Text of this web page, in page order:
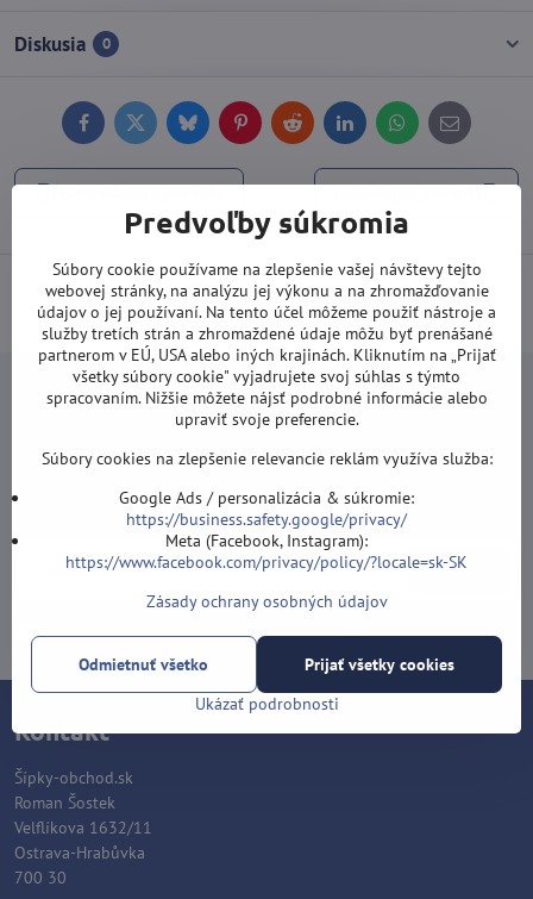
Diskusia 0
FacebookTwitterBlueskyPinterestReddit LinkedInWhatsApp
E-
mail
Doprava od 100 EUR ZDARMA(Platí pri platbe prevodom alebo
kartou).
Newsletter
Odoberať naše novinky:
Odoberať
Chcem sa prihlásiť k odberu noviniek e-mailom
Kontakt
Šípky-obchod.sk
Roman Šostek
Velflíkova 1632/11
Ostrava-Hrabůvka
700 30
Predvoľby súkromia
Súbory cookie používame na zlepšenie vašej návštevy tejto
webovej stránky, na analýzu jej výkonu a na zhromažďovanie
údajov o jej používaní. Na tento účel môžeme použiť nástroje a
služby tretích strán a zhromaždené údaje môžu byť prenášané
partnerom v EÚ, USA alebo iných krajinách. Kliknutím na „Prijať
všetky súbory cookie" vyjadrujete svoj súhlas s týmto
spracovaním. Nižšie môžete nájsť podrobné informácie alebo
upraviť svoje preferencie.
Súbory cookies na zlepšenie relevancie reklám využíva služba:
Google Ads / personalizácia & súkromie:
https://business.safety.google/privacy/
Meta (Facebook, Instagram):
https://www.facebook.com/privacy/policy/?locale=sk-SK
Zásady ochrany osobných údajov
Ukázať podrobnosti
Prijať všetky cookies
Odmietnuť všetko